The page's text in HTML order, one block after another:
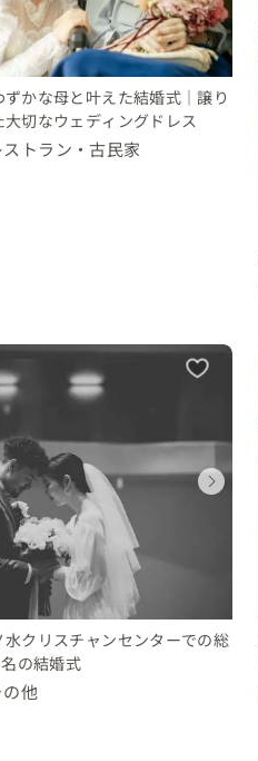
150 〜 200 万円
要相談
ずかな母と叶えた結婚式｜譲り
大切なウェディングドレス
ストラン・古民家
ウェディングフォト
東京都
12 〜 14 万円
〜 10 万円
ウェディング
東京都
200 〜 250 万円
ウェディング
東京都
10 〜 30 万円
水クリスチャンセンターでの総
の結婚式
の他
ウェディング
東京都
250 〜 300 万円
ウェディング
東京都
350 〜 400 万円